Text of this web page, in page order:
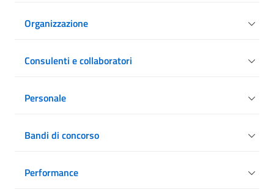
Organizzazione
Consulenti e collaboratori
Personale
Bandi di concorso
Performance